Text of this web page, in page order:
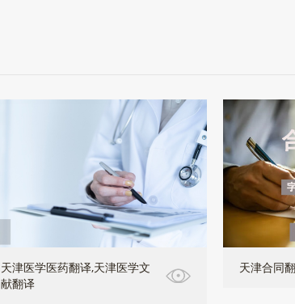
天津医学医药翻译,天津医学文
献翻译
天津合同